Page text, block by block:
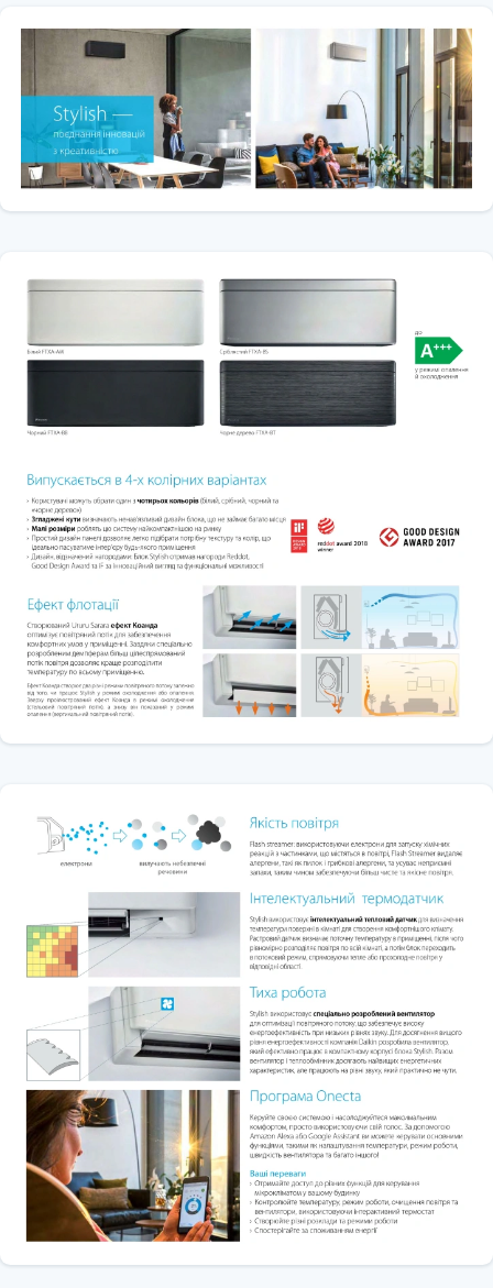
створення потоку повітря без охолодження або нагрівання.
• Високопродуктивний режим
Якщо в приміщенні занадто висока або надто низька
температура, її можна швидко знизити або підвищити,
увімкнувши "високопродуктивний режим". Після вимкнення цього
режиму блок повертається у заданий режим роботи.
• Тиха робота внутрішнього блоку
Щоб Вашим сусідам не заважати вчитися чи спати, користувач
може знизити рівень шуму внутрішнього блоку на 3 дБA за
допомогою пульта дистанційного керування.
• Схема каміна
При встановленні поруч із нагрівальним пристроєм (наприклад,
температури вентилятор продовжує працювати, щоб отримати
рівномірну температуру по всьому будинку.
• Інтелектуальний термодатчик
Інтелектуальний термодатчик визначає поточну температуру у
приміщенні та рівномірно розподіляє повітря по всій кімнаті, а
потім блок переходить у потоковий режим, спрямовуючи тепле
або прохолодне повітря у відповідні області.
Можливість зниження рівня вологості без зміни температури у
приміщенні.
• Flash Streamer
Виробляє швидкі електрони, які видаляють запахи та алергени.
• Повітряний фільтр
Затримує частинки пилу, що містяться у повітрі, забезпечуючи
стабільну подачу чистого повітря.
Практичний нечутний: блок працює так тихо, що Ви навіть
забудете про його присутність.
Гарантія: 3 роки